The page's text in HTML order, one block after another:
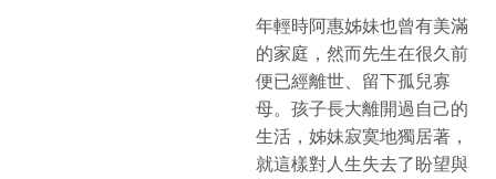
年輕時阿惠姊妹也曾有美滿
的家庭，然而先生在很久前
便已經離世、留下孤兒寡
母。孩子長大離開過自己的
生活，姊妹寂寞地獨居著，
就這樣對人生失去了盼望與